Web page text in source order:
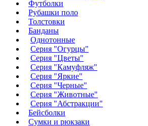
Футболки
Рубашки поло
Толстовки
Банданы
Однотонные
Серия "Огурцы"
Серия "Цветы"
Серия "Камуфляж"
Серия "Яркие"
Серия "Черные"
Серия "Животные"
Серия "Абстракции"
Бейсболки
Сумки и рюкзаки